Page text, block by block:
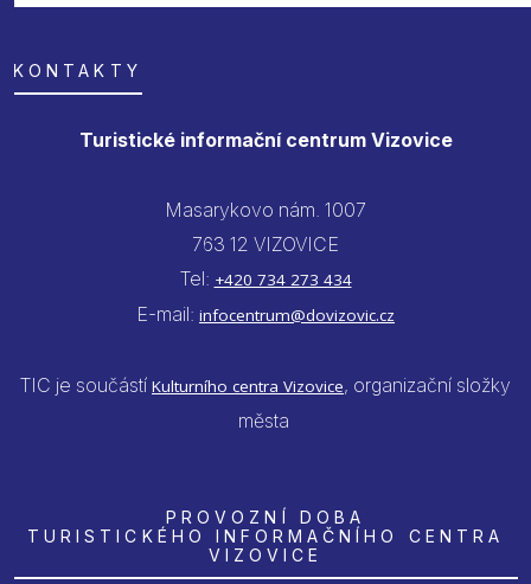
KONTAKTY
Turistické informační centrum Vizovice
Masarykovo nám. 1007
763 12 VIZOVICE
Tel: +420 734 273 434
E-mail: infocentrum@dovizovic.cz
TIC je součástí Kulturního centra Vizovice, organizační složky
města
PROVOZNÍ DOBA
TURISTICKÉHO INFORMAČNÍHO CENTRA
VIZOVICE